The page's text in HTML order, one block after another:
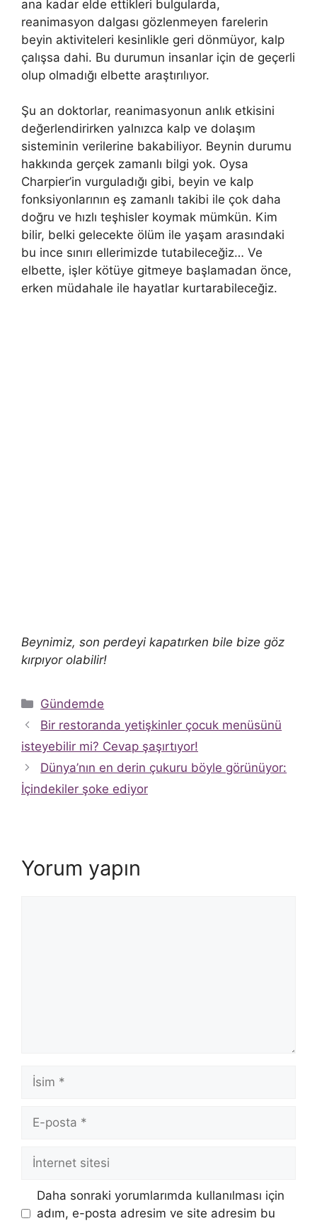
ana kadar elde ettikleri bulgularda,
reanimasyon dalgası gözlenmeyen farelerin
beyin aktiviteleri kesinlikle geri dönmüyor, kalp
çalışsa dahi. Bu durumun insanlar için de geçerli
olup olmadığı elbette araştırılıyor.
Şu an doktorlar, reanimasyonun anlık etkisini
değerlendirirken yalnızca kalp ve dolaşım
sisteminin verilerine bakabiliyor. Beynin durumu
hakkında gerçek zamanlı bilgi yok. Oysa
Charpier’in vurguladığı gibi, beyin ve kalp
fonksiyonlarının eş zamanlı takibi ile çok daha
doğru ve hızlı teşhisler koymak mümkün. Kim
bilir, belki gelecekte ölüm ile yaşam arasındaki
bu ince sınırı ellerimizde tutabileceğiz… Ve
elbette, işler kötüye gitmeye başlamadan önce,
erken müdahale ile hayatlar kurtarabileceğiz.
Beynimiz, son perdeyi kapatırken bile bize göz
kırpıyor olabilir!
Kategoriler
Gündemde
Bir restoranda yetişkinler çocuk menüsünü
isteyebilir mi? Cevap şaşırtıyor!
Dünya’nın en derin çukuru böyle görünüyor:
İçindekiler şoke ediyor
Yorum yapın
İsim
posta
İnternet
sitesi
Daha sonraki yorumlarımda kullanılması için
adım, e-posta adresim ve site adresim bu